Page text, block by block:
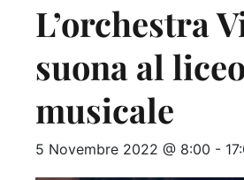
L’orchestra
suona al liceo
musicale
5 Novembre 2022 @ 8:00 -